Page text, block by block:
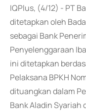
IQPlus, (4/12) - PT
ditetapkan oleh
sebagai Bank
Penyelenggaraan
ini ditetapkan
Pelaksana BPKH
dituangkan dalam
Bank Aladin Syariah